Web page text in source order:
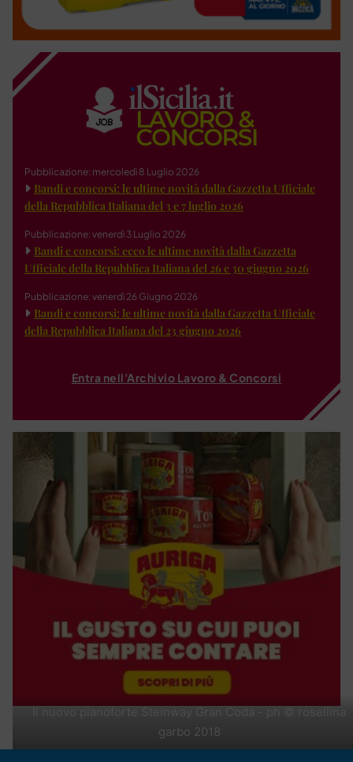
garbo 2018
Pubblicazione: mercoledì 8 Luglio 2026
Bandi e concorsi: le ultime novità dalla Gazzetta Ufficiale
della Repubblica Italiana del 3 e 7 luglio 2026
Pubblicazione: venerdì 3 Luglio 2026
Bandi e concorsi: ecco le ultime novità dalla Gazzetta
Ufficiale della Repubblica Italiana del 26 e 30 giugno 2026
Pubblicazione: venerdì 26 Giugno 2026
Bandi e concorsi: le ultime novità dalla Gazzetta Ufficiale
della Repubblica Italiana del 23 giugno 2026
Entra nell'Archivio Lavoro & Concorsi